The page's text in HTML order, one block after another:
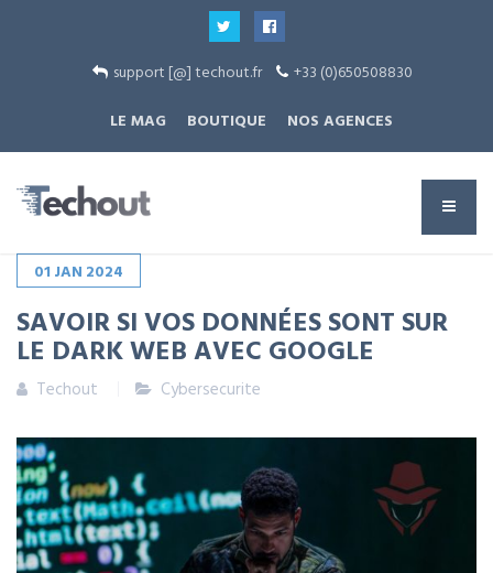
support [@] techout.fr
+33 (0)650508830
LE MAG
BOUTIQUE NOS AGENCES
01 JAN 2024
SAVOIR SI VOS DONNÉES SONT SUR
LE DARK WEB AVEC GOOGLE
Techout Cybersecurite